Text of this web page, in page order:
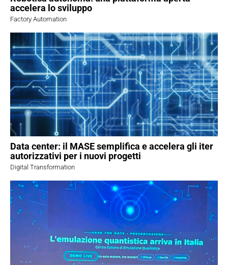
accelera lo sviluppo
Factory Automation
Data center: il MASE semplifica e accelera gli iter
autorizzativi per i nuovi progetti
Digital Transformation